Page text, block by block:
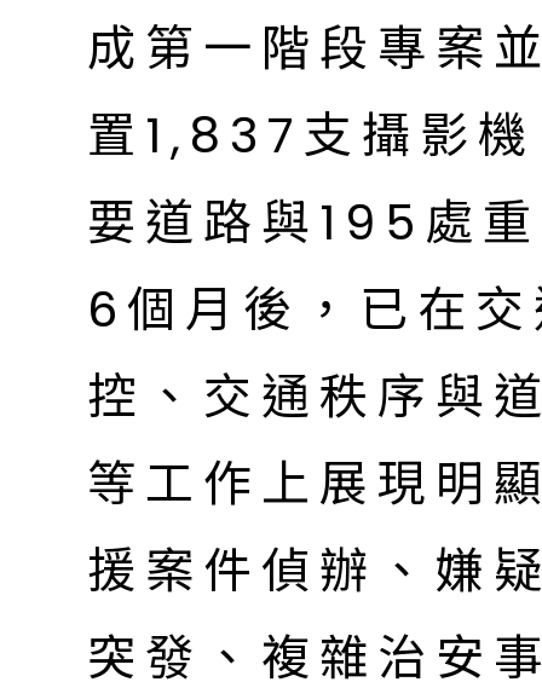
成第一階段專案
置1,837支攝影
要道路與195處
6個月後，已在
控、交通秩序與
等工作上展現明
援案件偵辦、嫌
突發、複雜治安